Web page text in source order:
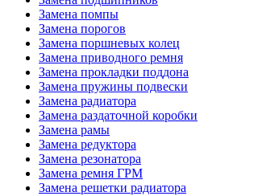
Замена помпы
Замена порогов
Замена поршневых колец
Замена приводного ремня
Замена прокладки поддона
Замена пружины подвески
Замена радиатора
Замена раздаточной коробки
Замена рамы
Замена редуктора
Замена резонатора
Замена ремня ГРМ
Замена решетки радиатора